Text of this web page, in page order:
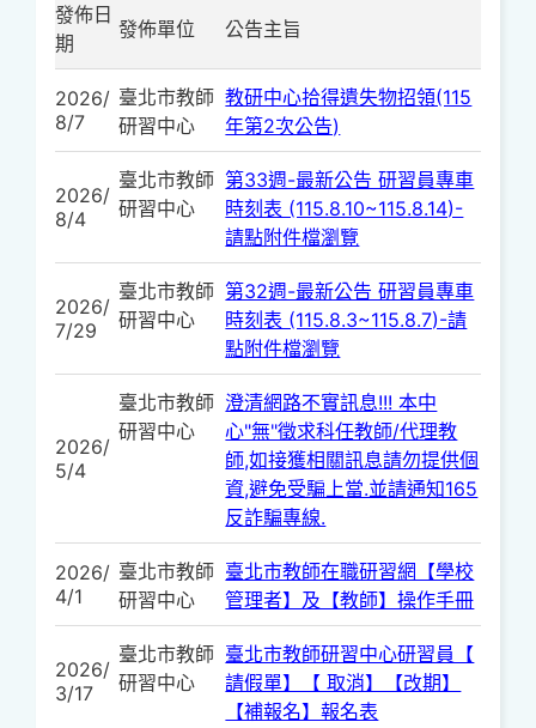
發佈日
期
發佈單位 公告主旨
2026/
8/7
臺北市教師
研習中心
教研中心拾得遺失物招領(115
年第2次公告)
2026/
8/4
臺北市教師
研習中心
第33週-最新公告 研習員專車
時刻表 (115.8.10~115.8.14)-
請點附件檔瀏覽
2026/
7/29
臺北市教師
研習中心
第32週-最新公告 研習員專車
時刻表 (115.8.3~115.8.7)-請
點附件檔瀏覽
2026/
5/4
臺北市教師
研習中心
澄清網路不實訊息!!! 本中
心"無"徵求科任教師/代理教
師,如接獲相關訊息請勿提供個
資,避免受騙上當.並請通知165
反詐騙專線.
2026/
4/1
臺北市教師
研習中心
臺北市教師在職研習網【學校
管理者】及【教師】操作手冊
2026/
3/17
臺北市教師
研習中心
臺北市教師研習中心研習員【
請假單】【 取消】【改期】
【補報名】報名表